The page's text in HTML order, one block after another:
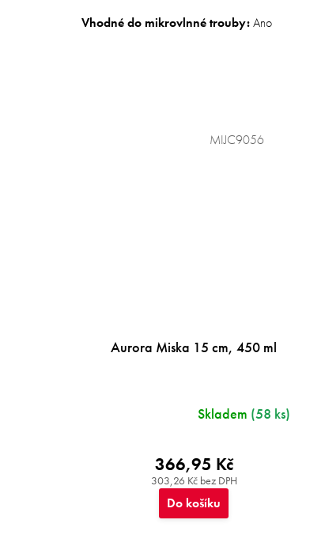
Vhodné do mikrovlnné trouby:Ano
Aurora Miska 15 cm, 450 ml
Skladem (58 ks)
303,26 Kč bez DPH
366,95 Kč
Do košíku
MIJC9056